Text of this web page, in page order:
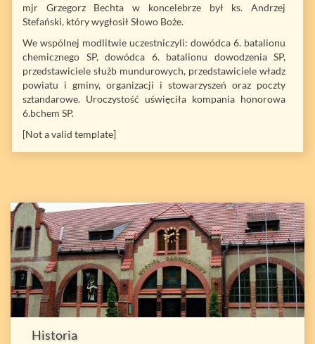
mjr Grzegorz Bechta w koncelebrze był ks. Andrzej
Stefański, który wygłosił Słowo Boże.
We wspólnej modlitwie uczestniczyli: dowódca 6. batalionu
chemicznego SP, dowódca 6. batalionu dowodzenia SP,
przedstawiciele służb mundurowych, przedstawiciele władz
powiatu i gminy, organizacji i stowarzyszeń oraz poczty
sztandarowe. Uroczystość uświęciła kompania honorowa
6.bchem SP.
[Not a valid template]
Historia